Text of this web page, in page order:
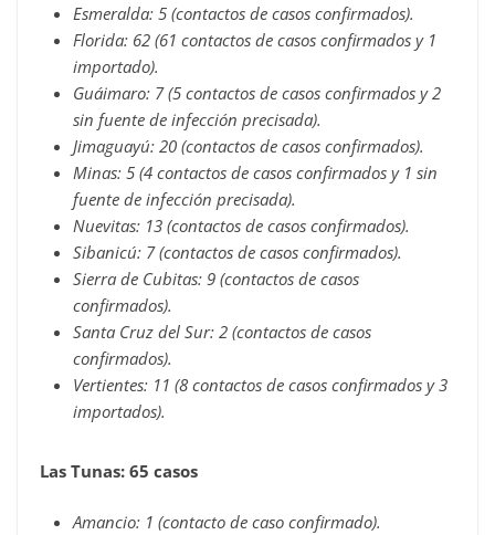
Esmeralda: 5 (contactos de casos confirmados).
Florida: 62 (61 contactos de casos confirmados y 1
importado).
Guáimaro: 7 (5 contactos de casos confirmados y 2
sin fuente de infección precisada).
Jimaguayú: 20 (contactos de casos confirmados).
Minas: 5 (4 contactos de casos confirmados y 1 sin
fuente de infección precisada).
Nuevitas: 13 (contactos de casos confirmados).
Sibanicú: 7 (contactos de casos confirmados).
Sierra de Cubitas: 9 (contactos de casos
confirmados).
Santa Cruz del Sur: 2 (contactos de casos
confirmados).
Vertientes: 11 (8 contactos de casos confirmados y 3
importados).
Las Tunas: 65 casos
Amancio: 1 (contacto de caso confirmado).